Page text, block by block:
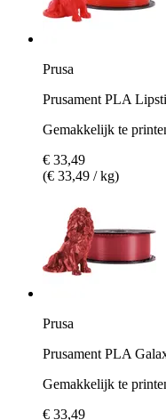
Prusa
Prusament PLA
Gemakkelijk te
€ 33,49
(€ 33,49 / kg)
Prusa
Prusament PLA
Gemakkelijk te
€ 33,49